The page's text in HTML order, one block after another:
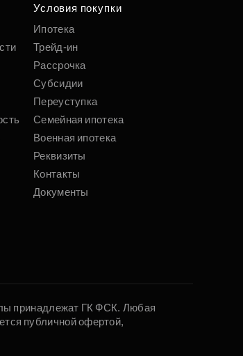
Условия покупки
Ипотека
Трейд-ин
Рассрочка
Субсидии
Переуступка
Семейная ипотека
Военная ипотека
Реквизиты
Контакты
Документы
принадлежат ГК ФСК. Любая
публичной офертой,